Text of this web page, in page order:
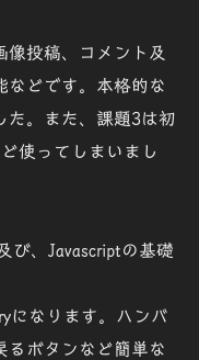
像投稿、コメント及
などです。本格的な
た。また、課題3は初
使ってしまいまし
、Javascriptの基礎
になります。ハンバ
るボタンなど簡単な